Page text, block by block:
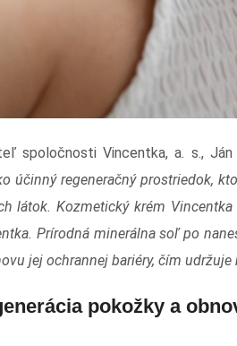
spoločnosti Vincentka, a. s.,
účinný regeneračný prostriedok,
látok. Kozmetický krém
Prírodná minerálna soľ po
jej ochrannej bariéry, čím udržuje
pokožky a